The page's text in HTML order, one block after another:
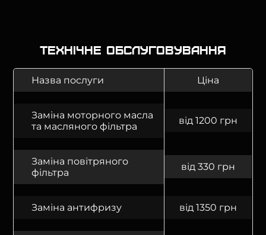
Технічне обслуговування
Назва послуги Ціна
Заміна моторного масла
та масляного фільтра
від 1200 грн
Заміна повітряного
фільтра
від 330 грн
Заміна антифризу від 1350 грн